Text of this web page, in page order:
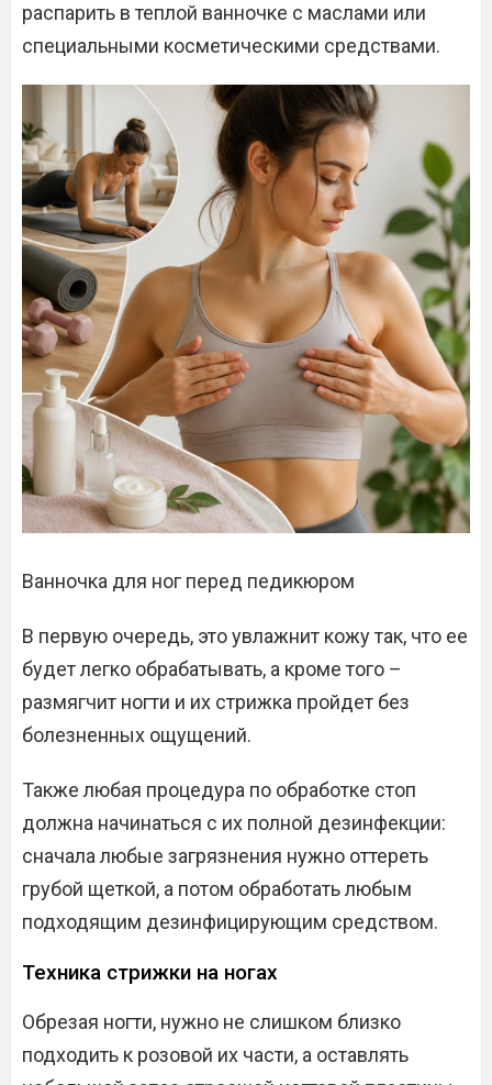
распарить в теплой ванночке с маслами или
специальными косметическими средствами.
Ванночка для ног перед педикюром
В первую очередь, это увлажнит кожу так, что ее
будет легко обрабатывать, а кроме того –
размягчит ногти и их стрижка пройдет без
болезненных ощущений.
Также любая процедура по обработке стоп
должна начинаться с их полной дезинфекции:
сначала любые загрязнения нужно оттереть
грубой щеткой, а потом обработать любым
подходящим дезинфицирующим средством.
Техника стрижки на ногах
Обрезая ногти, нужно не слишком близко
подходить к розовой их части, а оставлять